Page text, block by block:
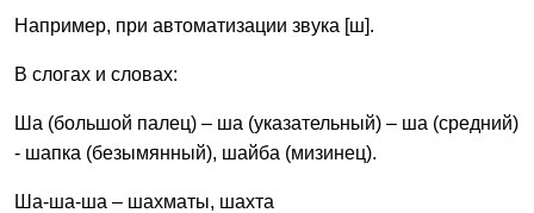
Например, при автоматизации звука [ш].
В слогах и словах:
Ша (большой палец) – ша (указательный) – ша (средний)
- шапка (безымянный), шайба (мизинец).
Ша-ша-ша – шахматы, шахта